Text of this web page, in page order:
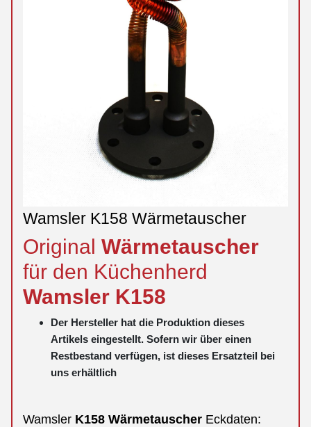
Wamsler K158 Wärmetauscher
Original Wärmetauscher
für den Küchenherd
Wamsler K158
Der Hersteller hat die Produktion dieses
Artikels eingestellt. Sofern wir über einen
Restbestand verfügen, ist dieses Ersatzteil bei
uns erhältlich
Wamsler K158 Wärmetauscher Eckdaten: